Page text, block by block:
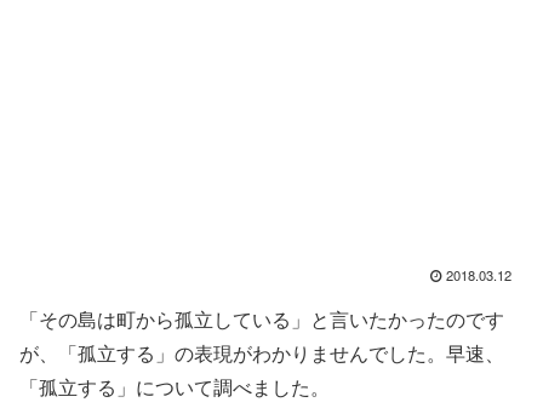
2018.03.12
「その島は町から孤立している」と言いたかったのです
が、「孤立する」の表現がわかりませんでした。早速、
「孤立する」について調べました。